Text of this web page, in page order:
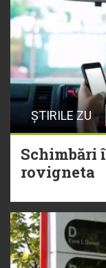
ȘTIRILE ZU
Schimbări
rovigneta